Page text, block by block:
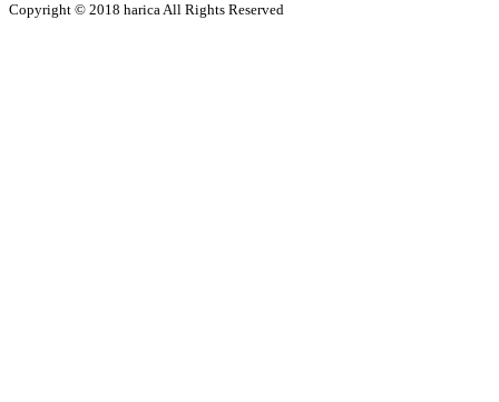
Copyright © 2018 harica All Rights Reserved